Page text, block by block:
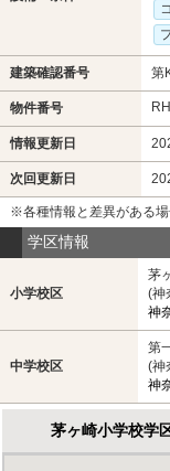
建築確認番号 第
物件番号
情報更新日
次回更新日
※各種情報と差異がある
学区情報
小学校区
茅
(神
神
中学校区
第
(神
神
茅ヶ崎小学校学